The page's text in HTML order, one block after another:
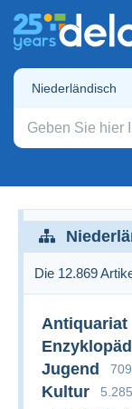
Niederländisch
Die 12.869
Antiquariat
Jugend 709
Kultur 5.285